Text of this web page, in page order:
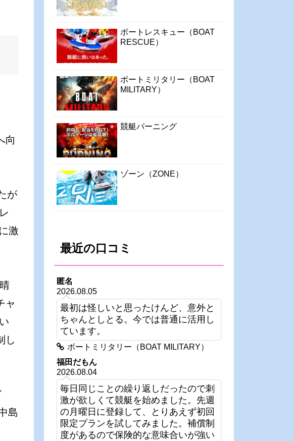
向
が
激
ャ
し
島
ボートレスキュー（BOAT
RESCUE）
ボートミリタリー（BOAT
MILITARY）
競艇バーニング
ゾーン（ZONE）
最近の口コミ
匿名
2026.08.05
最初は怪しいと思ったけんど、意外と
ちゃんとしとる。今では普通に活用し
ています。
ボートミリタリー（BOAT MILITARY）
福田だもん
2026.08.04
毎日同じことの繰り返しだったので刺
激が欲しくて競艇を始めました。先週
の月曜日に登録して、とりあえず初回
限定プランを試してみました。補償制
度があるので保険的な意味合いが強い